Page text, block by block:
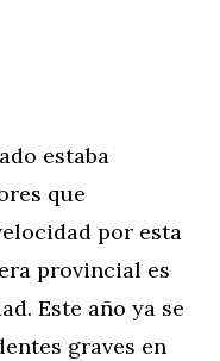
estaba
que
por esta
provincial es
Este año ya se
graves en